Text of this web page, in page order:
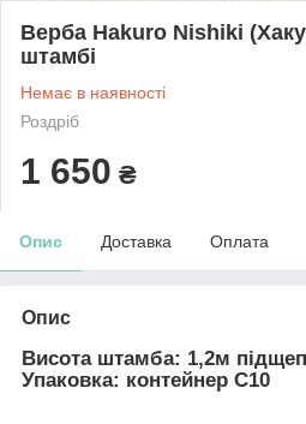
Верба Hakuro Nishiki
штамбі
Немає в наявності
Роздріб
1 650 ₴
Опис Доставка Оплата
Опис
Висота штамба: 1,2м
Упаковка: контейнер С10